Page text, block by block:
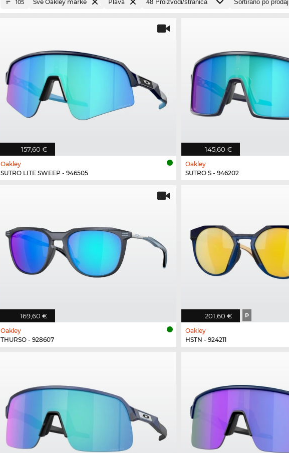
105 Sve Oakley marke Plava
157,60 €
Oakley
SUTRO LITE SWEEP - 946505
145,60 €
Oakley
SUTRO S - 946202
169,60 €
Oakley
THURSO - 928607
201,60 € P
Oakley
HSTN - 924211